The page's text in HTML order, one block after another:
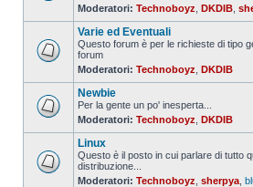
Nessun
da
leggere
Moderatori: Technoboyz DKDIB
Nessun
da
leggere
Varie ed Eventuali
Questo forum è per le richieste di tipo
forum
Moderatori: Technoboyz DKDIB
Nessun
messaggio
leggere
Newbie
Per la gente un po' inesperta...
Moderatori: Technoboyz DKDIB
Nessun
Linux
Questo è il posto in cui parlare di tutto
distribuzione...
Moderatori: Technoboyz sherpya